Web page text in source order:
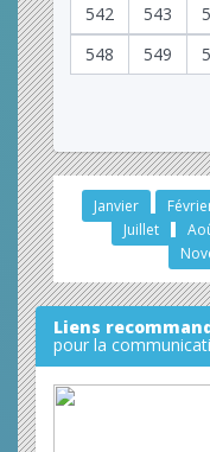
542
543
548
549
Janvier
Juillet
Liens
pour la